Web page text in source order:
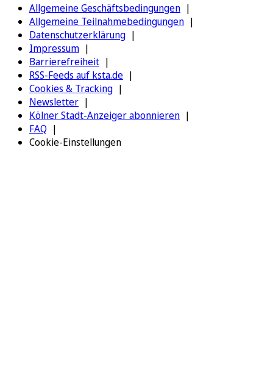
Allgemeine Geschäftsbedingungen
Allgemeine Teilnahmebedingungen
Datenschutzerklärung
Impressum
Barrierefreiheit
RSS-Feeds auf ksta.de
Cookies & Tracking
Newsletter
Kölner Stadt-Anzeiger abonnieren
FAQ
Cookie-Einstellungen